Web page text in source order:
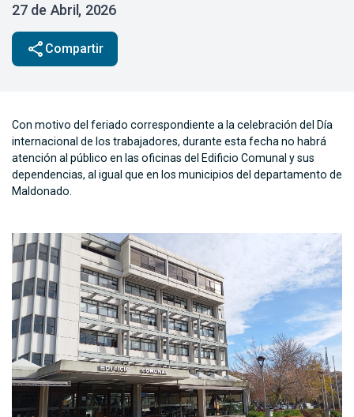
27 de Abril, 2026
share Compartir
Con motivo del feriado correspondiente a la celebración del Día
internacional de los trabajadores, durante esta fecha no habrá
atención al público en las oficinas del Edificio Comunal y sus
dependencias, al igual que en los municipios del departamento de
Maldonado.